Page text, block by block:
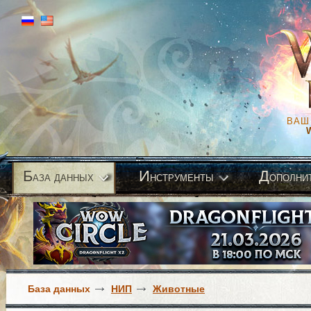
ВАШ
База данных Инструменты Д
База данных НИП Животные